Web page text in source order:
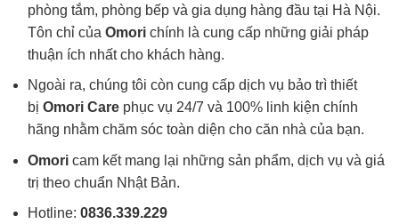
phòng tắm, phòng bếp và gia dụng hàng đầu tại Hà Nội.
Tôn chỉ của Omorichính là cung cấp những giải pháp
thuận ích nhất cho khách hàng.
Ngoài ra, chúng tôi còn cung cấp dịch vụ bảo trì thiết
bị Omori Care phục vụ 24/7 và 100% linh kiện chính
hãng nhằm chăm sóc toàn diện cho căn nhà của bạn.
Omoricam kết mang lại những sản phẩm, dịch vụ và giá
trị theo chuẩn Nhật Bản.
Hotline: 0836.339.229